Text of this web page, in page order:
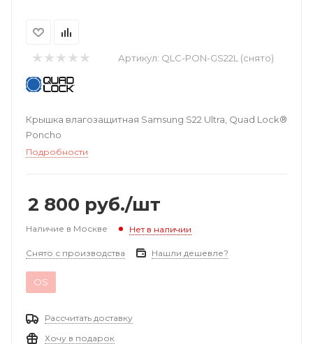
Артикул: QLC-PON-GS22L (снято)
Крышка влагозащитная Samsung S22 Ultra, Quad Lock®
Poncho
Подробности
2 800 руб./шт
Наличие в Москве Нет в наличии
Снято с производства Нашли дешевле?
OS
Рассчитать доставку
Хочу в подарок